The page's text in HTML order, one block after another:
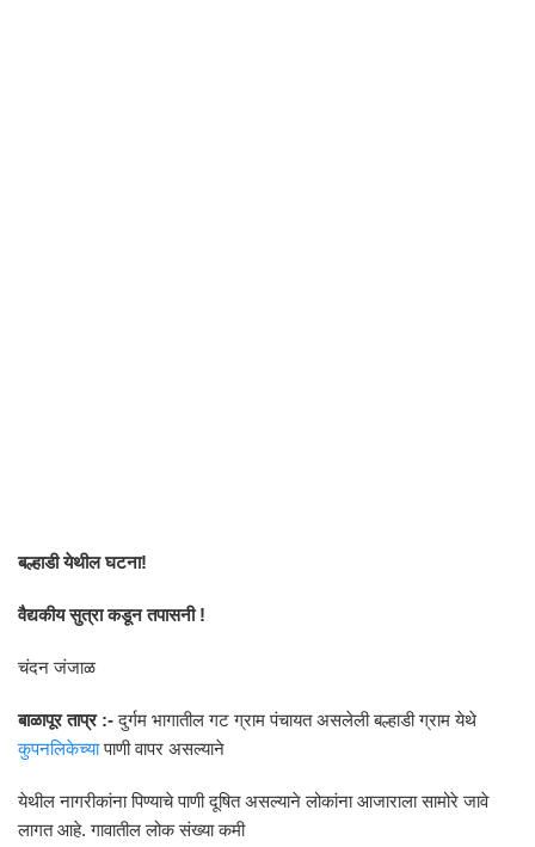
बल्हाडी येथील घटना!
वैद्यकीय सुत्रा कडून तपासनी !
चंदन जंजाळ
बाळापूर ताप्र :-दुर्गम भागातील गट ग्राम पंचायत असलेली बल्हाडी ग्राम येथे
कुपनलिकेच्यापाणी वापर असल्याने
येथील नागरीकांना पिण्याचे पाणी दूषित असल्याने लोकांना आजाराला सामोरे जावे
लागत आहे. गावातील लोक संख्या कमी